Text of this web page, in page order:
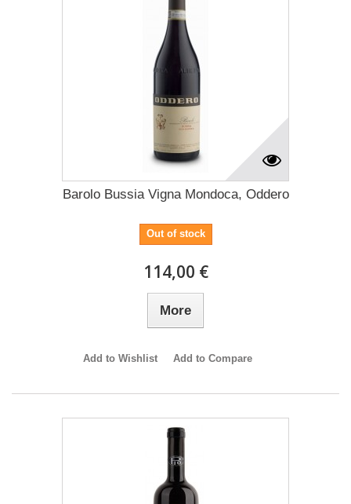
Barolo Bussia Vigna Mondoca, Oddero
Out of stock
114,00 €
More
Add to Wishlist Add to Compare